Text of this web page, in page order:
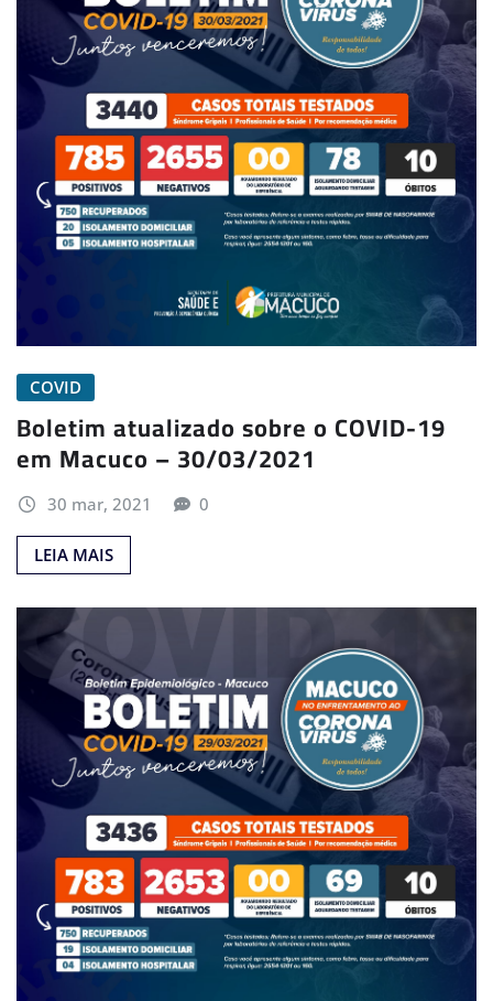
COVID
Boletim atualizado sobre o COVID-19
em Macuco – 30/03/2021
30 mar, 2021 0
LEIA MAIS